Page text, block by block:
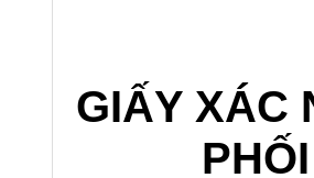
GIẤY XÁC